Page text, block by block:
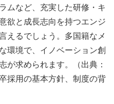
ムなど、充実した研修・キ
欲と成長志向を持つエンジ
えるでしょう。多国籍なメ
環境で、イノベーション創
が求められます。（出典：
採用の基本方針、制度の背